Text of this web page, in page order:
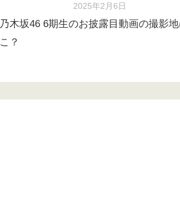
2025年2月6日
乃木坂46 6期生のお披露目動画の撮影
こ？